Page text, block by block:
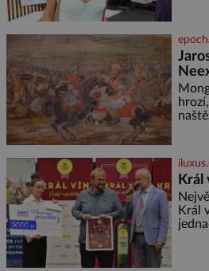
by
z
co
ne?
Král
Král